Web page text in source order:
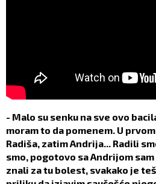
- Malo su senku na sve ovo
moram to da pomenem. U
Radiša, zatim Andrija... Radili
smo, pogotovo sa Andrijom
znali za tu bolest, svakako je